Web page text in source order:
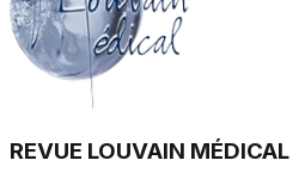
REVUE LOUVAIN MÉDICAL